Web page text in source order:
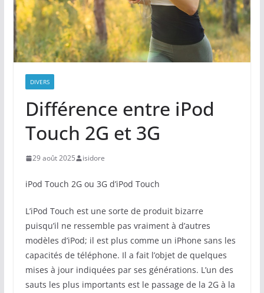
DIVERS
Différence entre iPod
Touch 2G et 3G
29 août 2025 isidore
iPod Touch 2G ou 3G d’iPod Touch
L’iPod Touch est une sorte de produit bizarre
puisqu’il ne ressemble pas vraiment à d’autres
modèles d’iPod; il est plus comme un iPhone sans les
capacités de téléphone. Il a fait l’objet de quelques
mises à jour indiquées par ses générations. L’un des
sauts les plus importants est le passage de la 2G à la